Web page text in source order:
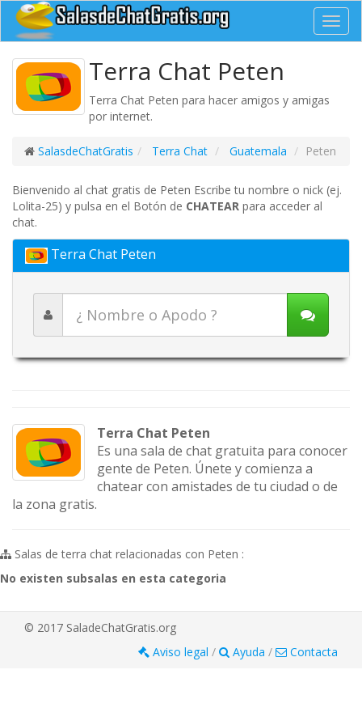
Terra Chat Peten
Terra Chat Peten para hacer amigos y amigas
por internet.
SalasdeChatGratis Terra Chat Guatemala Peten
Bienvenido al chat gratis de Peten Escribe tu nombre o nick (ej.
Lolita-25) y pulsa en el Botón de CHATEAR para acceder al
chat.
Terra Chat Peten
Terra Chat Peten
Es una sala de chat gratuita para conocer
gente de Peten. Únete y comienza a
chatear con amistades de tu ciudad o de
la zona gratis.
Salas de terra chat relacionadas con Peten :
No existen subsalas en esta categoria
© 2017 SaladeChatGratis.org
Aviso legal / Ayuda / Contacta